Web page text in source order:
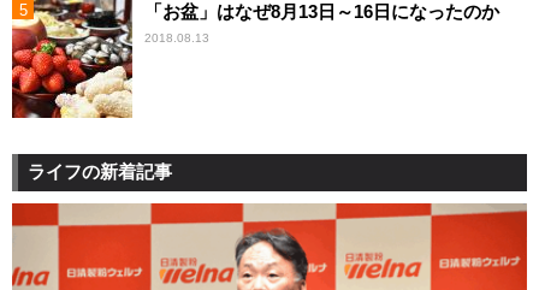
「お盆」はなぜ8月13日～16日になったのか
2018.08.13
ライフの新着記事